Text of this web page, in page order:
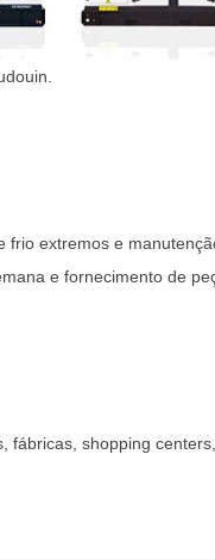
frio extremos e
e fornecimento de
shopping